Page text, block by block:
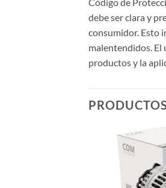
debe ser clara y
consumidor. Esto
malentendidos. El
productos y la